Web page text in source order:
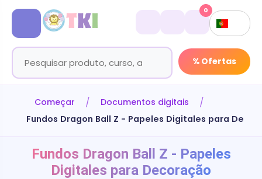
% Ofertas
0
Começar
Documentos digitais
Fundos Dragon Ball Z - Papeles Digitales para
Fundos Dragon Ball Z - Papeles
Digitales para Decoração